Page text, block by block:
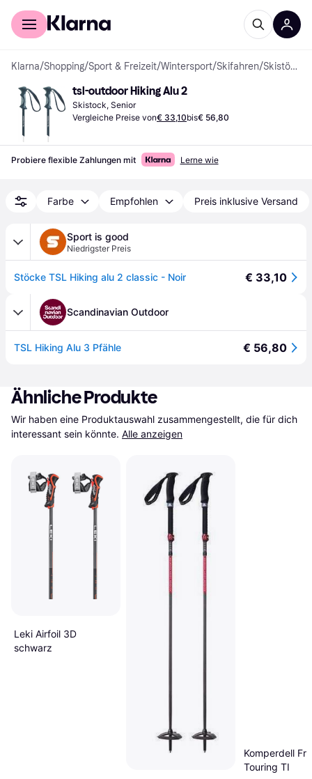
Für Shopper
Klarna/Shopping/Sport & Freizeit/Wintersport/Skifahren/ Skistöcke
tsl-outdoor Hiking Alu 2
Skistock, Senior
Vergleiche Preise von€ 33,10bis€ 56,80
Probiere flexible Zahlungen mit Lerne wie
Farbe Empfohlen Preis inklusive Versand
Sport is good
Niedrigster Preis
Stöcke TSL Hiking alu 2 classic - Noir € 33,10
Scandinavian Outdoor
TSL Hiking Alu 3 Pfähle € 56,80
Ähnliche Produkte
Wir haben eine Produktauswahl zusammengestellt, die für dich
interessant sein könnte. Alle anzeigen
Leki Airfoil 3D
schwarz
Komperdell
Touring TI